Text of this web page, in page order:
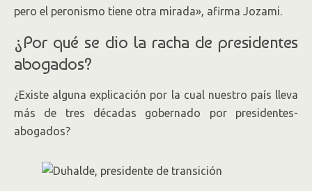
pero el peronismo tiene otra mirada», afirma Jozami.
¿Por qué se dio la racha de presidentes
abogados?
¿Existe alguna explicación por la cual nuestro país lleva
más de tres décadas gobernado por presidentes-
abogados?